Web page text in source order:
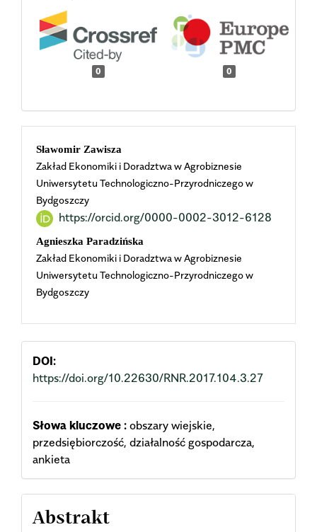
0 0
Main
Article
Content
Sławomir Zawisza
Zakład Ekonomiki i Doradztwa w Agrobiznesie
Uniwersytetu Technologiczno-Przyrodniczego w
Bydgoszczy
https://orcid.org/0000-0002-3012-6128
Agnieszka Paradzińska
Zakład Ekonomiki i Doradztwa w Agrobiznesie
Uniwersytetu Technologiczno-Przyrodniczego w
Bydgoszczy
DOI:
https://doi.org/10.22630/RNR.2017.104.3.27
Słowa kluczowe : obszary wiejskie,
przedsiębiorczość, działalność gospodarcza,
ankieta
Abstrakt